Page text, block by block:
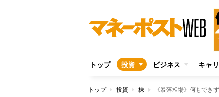
トップ 投資 ビジネス キャ
トップ 投資 株